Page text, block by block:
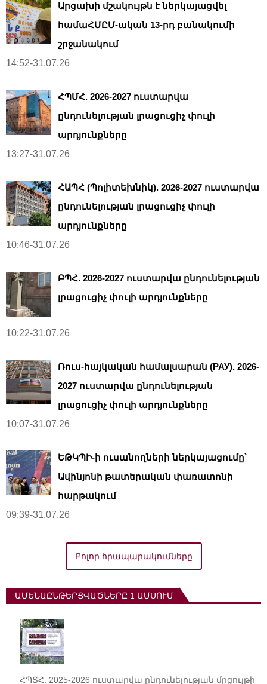
Արցախի մշակույթն է ներկայացվել
համաՀՄԸՄ-ական 13-րդ բանակումի
շրջանակում
14:52-31.07.26
ՀՊՄՀ. 2026-2027 ուստարվա
ընդունելության լրացուցիչ փուլի
արդյունքները
13:27-31.07.26
ՀԱՊՀ (Պոլիտեխնիկ). 2026-2027 ուստարվա
ընդունելության լրացուցիչ փուլի
արդյունքները
10:46-31.07.26
ԲՊՀ. 2026-2027 ուստարվա ընդունելության
լրացուցիչ փուլի արդյունքները
10:22-31.07.26
Ռուս-հայկական համալսարան (РАУ). 2026-
2027 ուստարվա ընդունելության
լրացուցիչ փուլի արդյունքները
10:07-31.07.26
ԵԹԿՊԻ-ի ուսանողների ներկայացումը՝
Ավինյոնի թատերական փառատոնի
հարթակում
09:39-31.07.26
Բոլոր հրապարակումները
ԱՄԵՆԱԸՆԹԵՐՑՎԱԾՆԵՐԸ 1 ԱՄՍՈՒՄ
ՀՊՏՀ. 2025-2026 ուստարվա ընդունելության մրցույթի